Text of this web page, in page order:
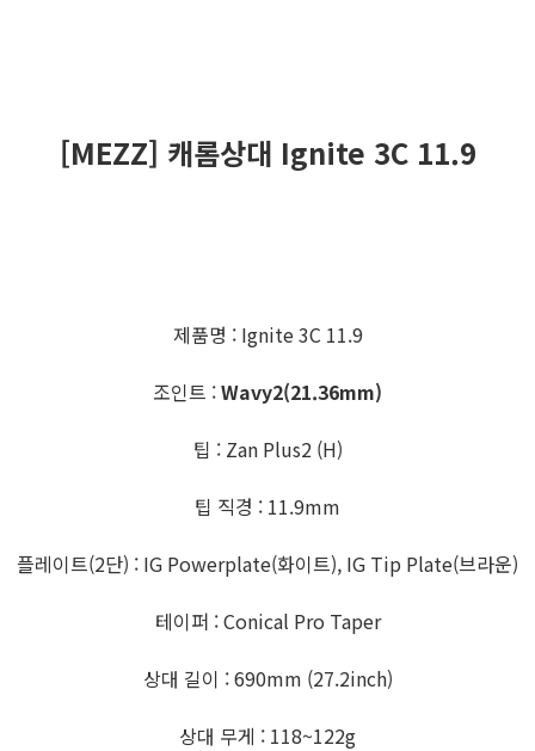
[MEZZ] 캐롬상대 Ignite 3C 11.9
제품명 : Ignite 3C 11.9
조인트 :Wavy2(21.36mm)
팁 : Zan Plus2 (H)
팁 직경 : 11.9mm
플레이트(2단) : IG Powerplate(화이트), IG Tip Plate(브라운)
테이퍼 : Conical Pro Taper
상대 길이 : 690mm (27.2inch)
상대 무게 : 118~122g